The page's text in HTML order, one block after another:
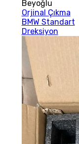
Beyoğlu
Orjinal Çıkma
BMW Standart
Dreksiyon